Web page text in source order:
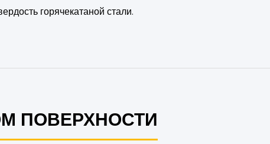
горячекатаной стали.
ПОВЕРХНОСТИ